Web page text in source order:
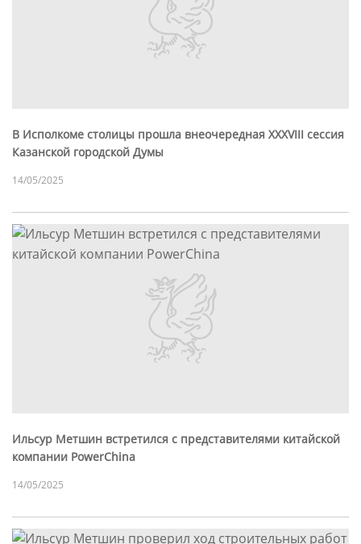
В Исполкоме столицы прошла внеочередная XXXVIII сессия
Казанской городской Думы
14/05/2025
Ильсур Метшин встретился с представителями китайской
компании PowerChina
14/05/2025